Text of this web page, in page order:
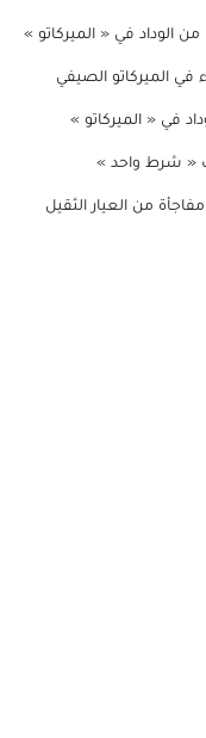
الوداد في « الميركاتو »
الميركاتو الصيفي
في « الميركاتو »
« شرط واحد »
من العيار الثقيل